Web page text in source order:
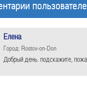
Елена
Город: Rostov-on-Don
Добрый день. подскажите,